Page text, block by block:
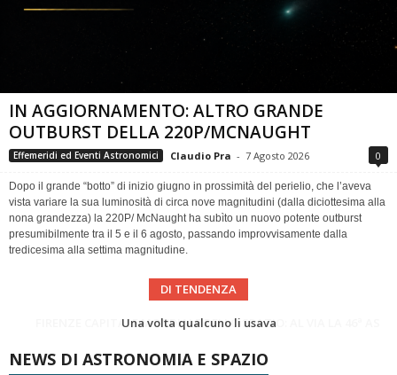
IN AGGIORNAMENTO: ALTRO GRANDE
OUTBURST DELLA 220P/MCNAUGHT
Effemeridi ed Eventi Astronomici Claudio Pra - 7 Agosto 2026 0
Dopo il grande “botto” di inizio giugno in prossimità del perielio, che l’aveva
vista variare la sua luminosità di circa nove magnitudini (dalla diciottesima alla
nona grandezza) la 220P/ McNaught ha subìto un nuovo potente outburst
presumibilmente tra il 5 e il 6 agosto, passando improvvisamente dalla
tredicesima alla settima magnitudine.
DI TENDENZA
Cielo del Mese di Agosto 2026
NEWS DI ASTRONOMIA E SPAZIO